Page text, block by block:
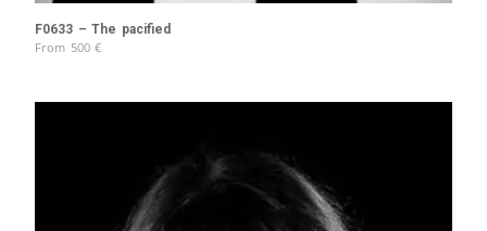
F0633 – The pacified
From 500 €